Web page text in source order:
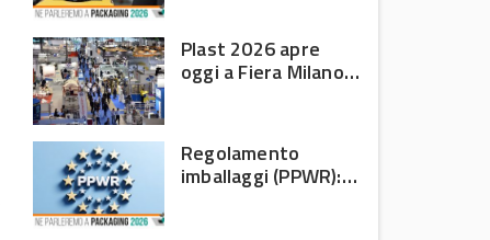
e PPWR
Plast 2026 apre
oggi a Fiera Milano
plastiche
Regolamento
imballaggi (PPWR):